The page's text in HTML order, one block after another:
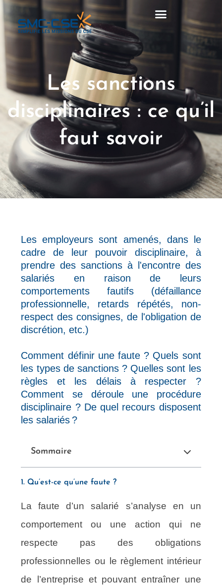
Aller
contenu
Les sanctions
disciplinaires : ce qu’il
faut savoir
Les employeurs sont amenés, dans le
cadre de leur pouvoir disciplinaire, à
prendre des sanctions à l'encontre des
salariés en raison de leurs
comportements fautifs (défaillance
professionnelle, retards répétés, non-
respect des consignes, de l'obligation de
discrétion, etc.)
Comment définir une faute ? Quels sont
les types de sanctions ? Quelles sont les
règles et les délais à respecter ?
Comment se déroule une procédure
disciplinaire ? De quel recours disposent
les salariés ?
Sommaire
1. Qu’est-ce qu’une faute ?
La faute d’un salarié s’analyse en un
comportement ou une action qui ne
respecte pas des obligations
professionnelles ou le règlement intérieur
de l’entreprise et pouvant entraîner une